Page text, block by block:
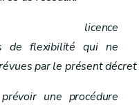
de flexibilité qui ne
par le présent
une procédure